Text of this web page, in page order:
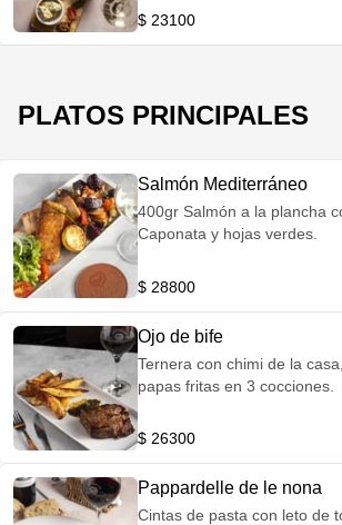
$ 23100
PLATOS PRINCIPALES
Salmón Mediterráneo
400gr Salmón a la plancha
Caponata y hojas verdes.
$ 28800
Ojo de bife
Ternera con chimi de la
papas fritas en 3 cocciones.
$ 26300
Pappardelle de le nona
Cintas de pasta con leto de